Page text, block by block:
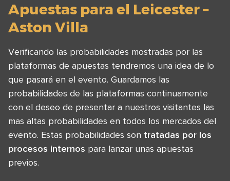
Apuestas para el Leicester –
Aston Villa
Verificando las probabilidades mostradas por las
plataformas de apuestas tendremos una idea de lo
que pasará en el evento. Guardamos las
probabilidades de las plataformas continuamente
con el deseo de presentar a nuestros visitantes las
mas altas probabilidades en todos los mercados del
evento. Estas probabilidades son tratadas por los
procesos internos para lanzar unas apuestas
previos.